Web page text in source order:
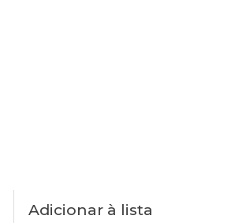
Adicionar à lista